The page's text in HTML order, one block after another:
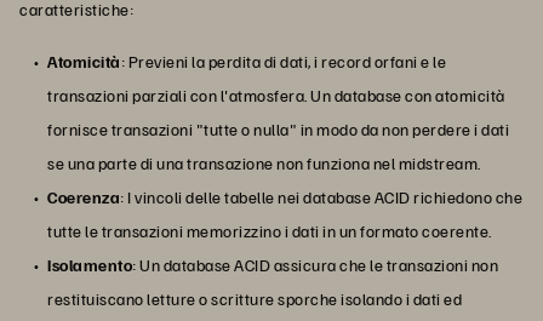
caratteristiche:
Atomicità: Previeni la perdita di dati, i record orfani e le
transazioni parziali con l'atmosfera. Un database con atomicità
fornisce transazioni "tutte o nulla" in modo da non perdere i dati
se una parte di una transazione non funziona nel midstream.
Coerenza: I vincoli delle tabelle nei database ACID richiedono che
tutte le transazioni memorizzino i dati in un formato coerente.
Isolamento: Un database ACID assicura che le transazioni non
restituiscano letture o scritture sporche isolando i dati ed